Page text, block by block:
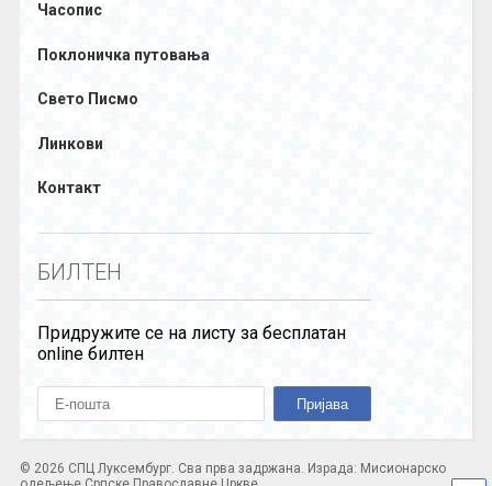
Часопис
Поклоничка путовања
Свето Писмо
Линкови
Контакт
БИЛТЕН
Придружите се на листу за бесплатан
online билтен
© 2026 СПЦ Луксембург. Сва прва задржана. Израда: Мисионарско